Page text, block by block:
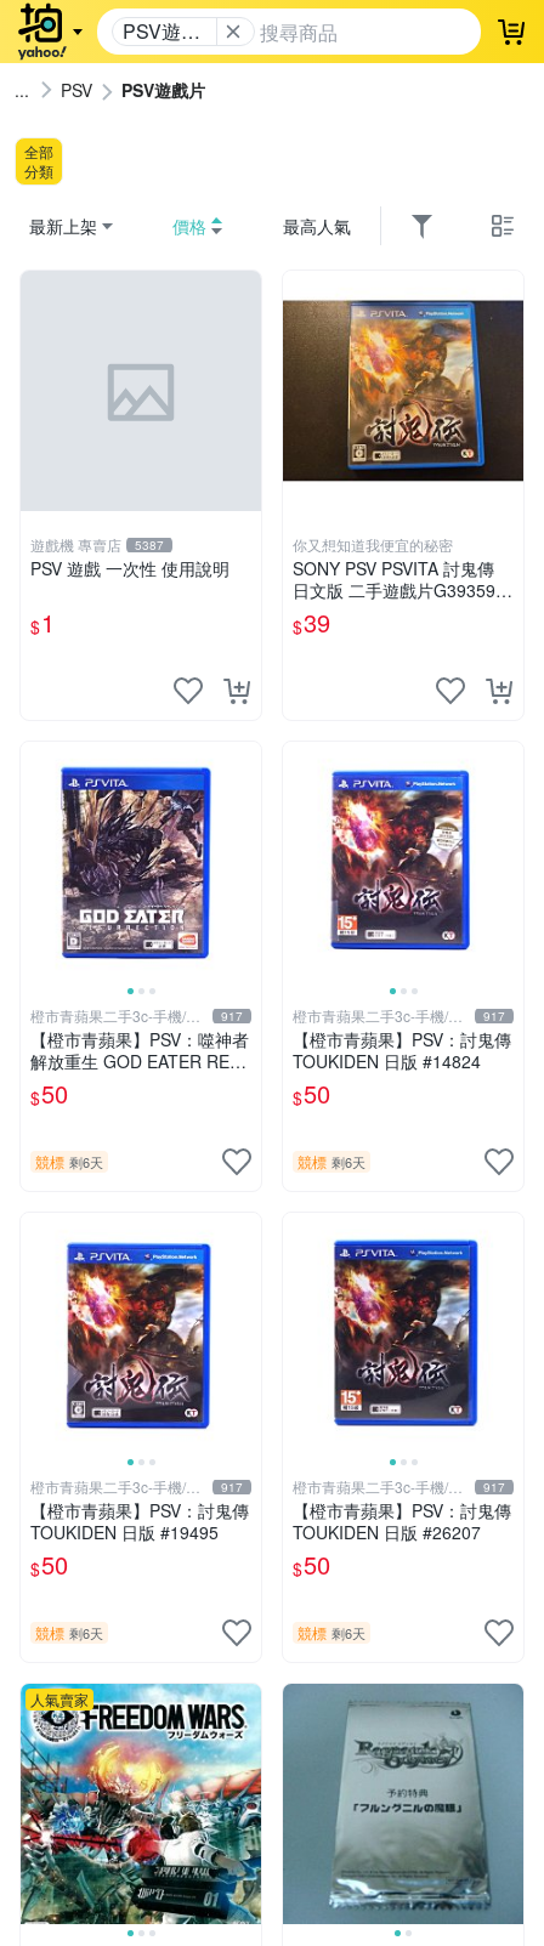
PSV遊戲
片
登
PSV PSV遊戲片
全部
分類
最新上架 價格 最高人氣
遊戲機 專賣店 5387
PSV 遊戲 一次性 使用說明
$1
你又想知道我便宜的秘密
SONY PSV PSVITA 討鬼傳
日文版 二手遊戲片G39359
(下標前請先詢問)
$39
橙市青蘋果二手3c-手機/相
機
917
【橙市青蘋果】PSV：噬神者
解放重生 GOD EATER RES
URRECTION 日版 #19491
$50
競標 剩6天
橙市青蘋果二手3c-手機/相
機
917
【橙市青蘋果】PSV：討鬼傳
TOUKIDEN 日版 #14824
$50
競標 剩6天
橙市青蘋果二手3c-手機/相
機
917
【橙市青蘋果】PSV：討鬼傳
TOUKIDEN 日版 #19495
$50
競標 剩6天
橙市青蘋果二手3c-手機/相
機
917
【橙市青蘋果】PSV：討鬼傳
TOUKIDEN 日版 #26207
$50
競標 剩6天
人氣賣家